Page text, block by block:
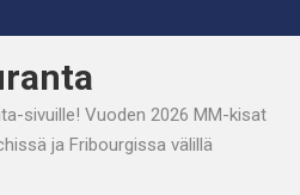
sivuille! Vuoden 2026 MM-kisat
ja Fribourgissa välillä